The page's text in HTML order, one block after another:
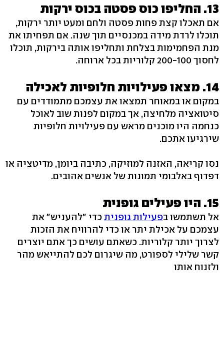
13. החליפו כוס פסטה בכוס ירקות
אם תאכלו קצת פחות פסטה ולחם ומעט יותר ירקות,
תוכלו לרדת מידה במכנסיים תוך שנה. אם תפחיתו את
מנת הפחמימות בצלחת ותחליפו אותה בירקות, תוכלו
לחסוך 200-100 קלוריות בכל ארוחה.
14. מצאו פעילויות חלופיות לאכילה
במקום או במאוחר תמצאו את עצמכם מתמודדים עם
סיטואציה מלחיצה, אך במקום לפנות שוב לאוכל
כנחמה היו מוכנים מראש עם פעילויות חלופיות
שירגיעו אתכם.
נסו קריאה, האזנה למוזיקה, כתיבה ביומן, מדיטציה או
דפדוף באלבומי תמונות של אנשים אהובים.
15. היו פעילים גופנית
אל תשתמשו בפעילות גופניתכדי "להעניש" את
עצמכם על אכילת יתר או כדי להרוויח את הזכות
לצרוך יותר קלוריות. כשאתם עושים כך אתם יוצרים
קשר שלילי לספורט, מה שיגרום לכם להתייאש מהר
ולזנוח אותו